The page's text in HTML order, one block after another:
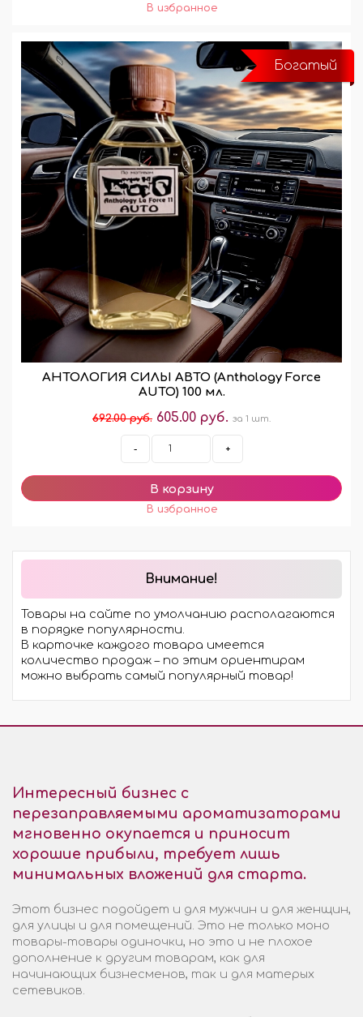
Богатый
АНТОЛОГИЯ СИЛЫ АВТО (Anthology Force
AUTO) 100 мл.
692.00 руб. 605.00 руб. за 1 шт.
- +
Внимание!
Товары на сайте по умолчанию располагаются
в порядке популярности.
В карточке каждого товара имеется
количество продаж – по этим ориентирам
можно выбрать самый популярный товар!
Интересный бизнес с
перезаправляемыми ароматизаторами
мгновенно окупается и приносит
хорошие прибыли, требует лишь
минимальных вложений для старта.
Этот бизнес подойдет и для мужчин и для женщин,
для улицы и для помещений. Это не только моно
товары-товары одиночки, но это и не плохое
дополнение к другим товарам, как для
начинающих бизнесменов, так и для матерых
сетевиков.